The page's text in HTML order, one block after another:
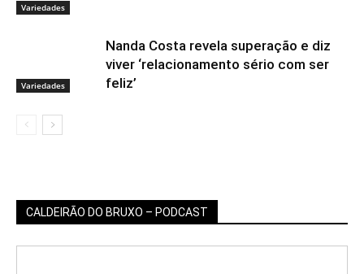
Variedades
Variedades
Nanda Costa revela superação e diz
viver ‘relacionamento sério com ser
feliz’
CALDEIRÃO DO BRUXO – PODCAST